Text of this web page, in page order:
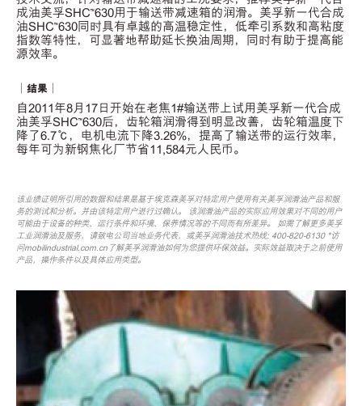
成油美孚SHC™630用于输送带减速箱的润滑。美孚新一代合成
油SHC™630同时具有卓越的高温稳定性，低牵引系数和高粘度
指数等特性，可显著地帮助延长换油周期，同时有助于提高能
源效率。
｜结果｜
自2011年8月17日开始在老焦1#输送带上试用美孚新一代合成
油美孚SHC™630后，齿轮箱润滑得到明显改善，齿轮箱温度下
降了6.7℃，电机电流下降3.26%，提高了输送带的运行效率，
每年可为新钢焦化厂节省11,584元人民币。
该业绩证明所引用的数据和结果是基于埃克森美孚对特定用户使用有关美孚润滑油产品和服
务的测试和分析。并由该特定用户进行过确认。 该润滑油产品的实际应用效果对不同的用户
可能由于设备的种类、运行条件和环境、保养情况等的不同而有所差异。 如需了解更多美孚
工业润滑油及服务，请致电公司当地业务代表，或美孚润滑油技术热线: 400-820-6130 *访
问mobilindustrial.com.cn了解美孚润滑油如何为您提供环保效益。实际效益取决于之前使用
产品，操作条件以及具体应用类型。